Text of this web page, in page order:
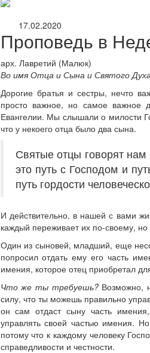
17.02.2020
Проповедь в
арх. Лавретий (Малюк)
Во имя Отца и Сына и Святого
Дорогие братья и сестры, нечто
просто важное, но самое
Евангелии. Мы слышали о милости
что у некоего отца было два сына.
Святые отцы говорят нам
это путь с Господом и
путь гордости
И действительно, в нашей с вами
каждый переживает их по-своему,
Один из сыновей, младший, еще
попросил отдать ему его часть
имения, которое отец приобретал
Что же ты требуешь?Возможно,
силу, что ты можешь правильно
он сам отдаст сыну часть
управлять своей частью имения.
потому что к каждому человеку
справедливости и честности.